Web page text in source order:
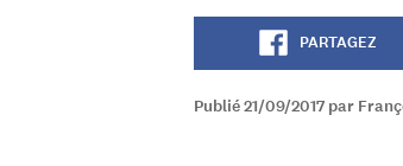
PARTAGEZ
Publié 21/09/2017 par